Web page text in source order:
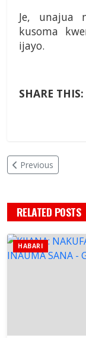
Je, unajua
kusoma
ijayo.
SHARE THIS:
Previous
RELATED POSTS
HABARI